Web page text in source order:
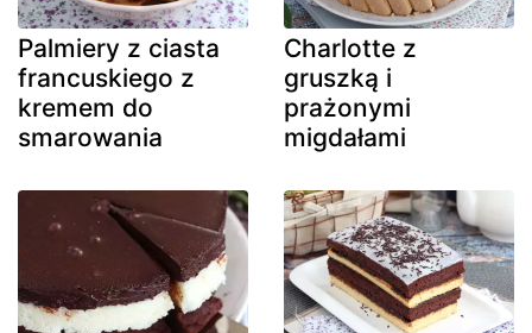
Palmiery z ciasta
francuskiego z
kremem do
smarowania
Charlotte z
gruszką i
prażonymi
migdałami